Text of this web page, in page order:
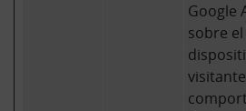
Google
sobre el